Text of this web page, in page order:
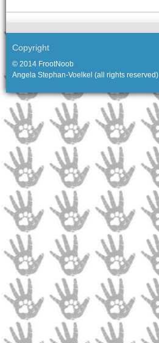
Copyright
© 2014 FrootNoob
Angela Stephan-Voelkel (all rights reserved)